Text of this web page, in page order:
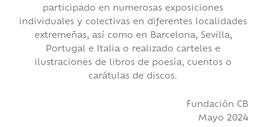
participado en numerosas exposiciones
individuales y colectivas en diferentes localidades
extremeñas, así como en Barcelona, Sevilla,
Portugal e Italia o realizado carteles e
ilustraciones de libros de poesía, cuentos o
carátulas de discos.
Fundación CB
Mayo 2024